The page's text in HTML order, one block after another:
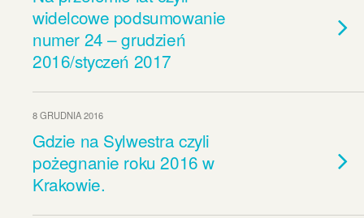
widelcowe podsumowanie
numer 24 – grudzień
2016/styczeń 2017
8 GRUDNIA 2016
Gdzie na Sylwestra czyli
pożegnanie roku 2016 w
Krakowie.